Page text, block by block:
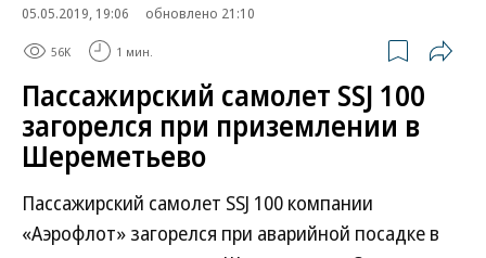
05.05.2019, 19:06
обновлено 21:10
56K 1 мин.
Пассажирский самолет SSJ 100
загорелся при приземлении в
Шереметьево
Пассажирский самолет SSJ 100 компании
«Аэрофлот» загорелся при аварийной посадке в